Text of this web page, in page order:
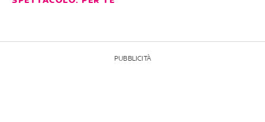
PUBBLICITÀ